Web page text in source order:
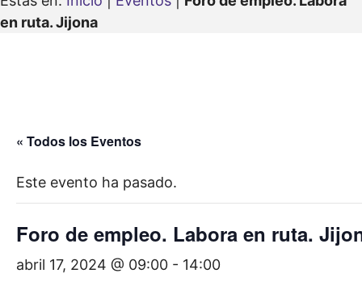
en ruta. Jijona
« Todos los Eventos
Este evento ha pasado.
Foro de empleo. Labora en ruta.
abril 17, 2024 @ 09:00 - 14:00